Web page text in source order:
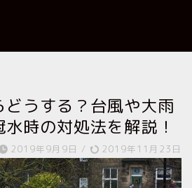
うする？台風や大雨
時の対処法を解説！
2019年9月9日 / 2019年11月23日